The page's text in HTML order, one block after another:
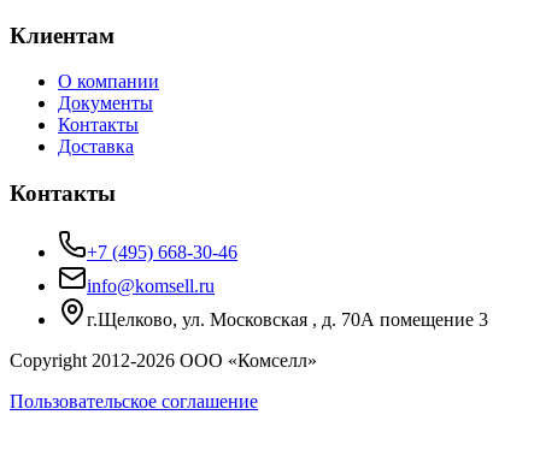
Клиентам
О компании
Документы
Контакты
Доставка
Контакты
+7 (495) 668-30-46
info@komsell.ru
г.Щелково, ул. Московская , д. 70А помещение 3
Copyright 2012-2026 ООО «Комселл»
Пользовательское соглашение